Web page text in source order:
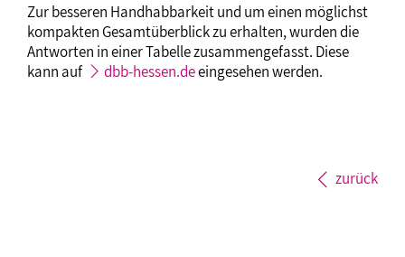
Zur besseren Handhabbarkeit und um einen möglichst
kompakten Gesamtüberblick zu erhalten, wurden die
Antworten in einer Tabelle zusammengefasst. Diese
kann auf
dbb-hessen.deeingesehen werden.
zurück